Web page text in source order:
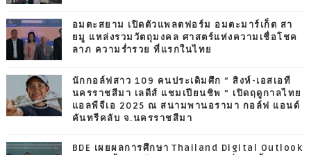
อมตะสยาม เปิดตัวแพลตฟอร์ม อมตะมาร์เก็ต สา
ยมู แหล่งรวมวัตถุมงคล ศาสตร์แห่งความเชื่อโชค
ลาภ ความร่ำรวย ที่แรกในไทย
นักกอล์ฟสาว 109 คนประเดิมศึก ” สิงห์-เอสเอที
นครราชสีมา เลดีส์ แชมเปียนชิพ ” เปิดฤดูกาลไทย
แอลพีจีเอ 2025 ณ สนามพานอรามา กอล์ฟ แอนด์
คันทรีคลับ จ.นครราชสีมา
BDE เผยผลการศึกษา Thailand Digital Outlook